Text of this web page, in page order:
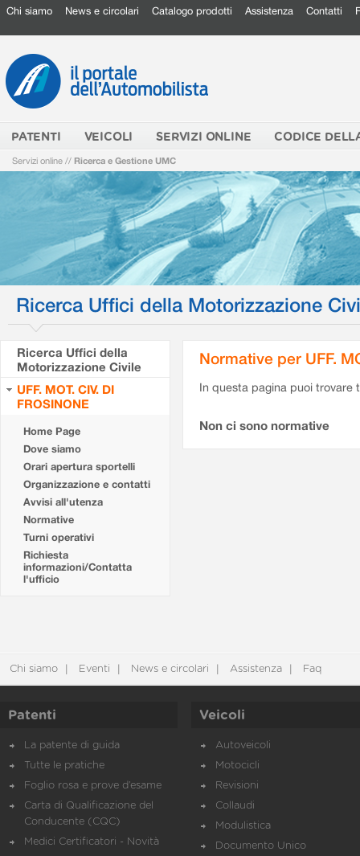
Chi siamo News e circolari Catalogo prodotti Assistenza Contatti
PATENTI VEICOLI SERVIZI ONLINE CODICE
Servizi online // Ricerca e Gestione UMC
Ricerca Uffici della Motorizzazione
Ricerca Uffici della
Motorizzazione Civile
UFF. MOT. CIV. DI
FROSINONE
Home Page
Dove siamo
Orari apertura sportelli
Organizzazione e contatti
Avvisi all'utenza
Normative
Turni operativi
Richiesta
informazioni/Contatta
l'ufficio
Normative per UFF.
In questa pagina puoi
Non ci sono normative
Chi siamo Eventi News e circolari Assistenza Faq
Patenti
La patente di guida
Tutte le pratiche
Foglio rosa e prove d’esame
Carta di Qualificazione del
Conducente (CQC)
Medici Certificatori - Novità
Veicoli
Autoveicoli
Motocicli
Revisioni
Collaudi
Modulistica
Documento Unico